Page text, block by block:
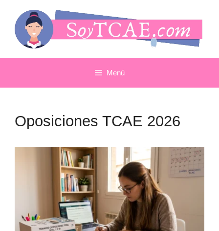
contenido
Menú
Oposiciones TCAE 2026